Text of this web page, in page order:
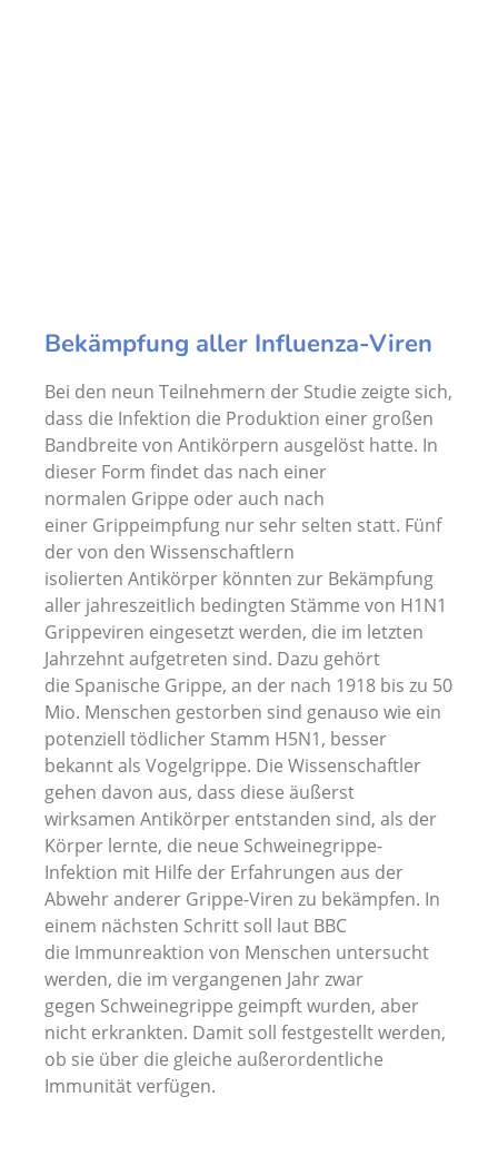
Bekämpfung aller Influenza-Viren
Bei den neun Teilnehmern der Studie zeigte sich,
dass die Infektion die Produktion einer großen
Bandbreite von Antikörpern ausgelöst hatte. In
dieser Form findet das nach einer
normalen Grippe oder auch nach
einer Grippeimpfung nur sehr selten statt. Fünf
der von den Wissenschaftlern
isolierten Antikörper könnten zur Bekämpfung
aller jahreszeitlich bedingten Stämme von H1N1
Grippeviren eingesetzt werden, die im letzten
Jahrzehnt aufgetreten sind. Dazu gehört
die Spanische Grippe, an der nach 1918 bis zu 50
Mio. Menschen gestorben sind genauso wie ein
potenziell tödlicher Stamm H5N1, besser
bekannt als Vogelgrippe. Die Wissenschaftler
gehen davon aus, dass diese äußerst
wirksamen Antikörper entstanden sind, als der
Körper lernte, die neue Schweinegrippe-
Infektion mit Hilfe der Erfahrungen aus der
Abwehr anderer Grippe-Viren zu bekämpfen. In
einem nächsten Schritt soll laut BBC
die Immunreaktion von Menschen untersucht
werden, die im vergangenen Jahr zwar
gegen Schweinegrippe geimpft wurden, aber
nicht erkrankten. Damit soll festgestellt werden,
ob sie über die gleiche außerordentliche
Immunität verfügen.